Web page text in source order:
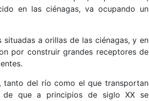
en las ciénagas, va ocupando un
a orillas de las ciénagas, y en
por construir grandes receptores de
tanto del río como el que transportan
de que a principios de siglo XX se